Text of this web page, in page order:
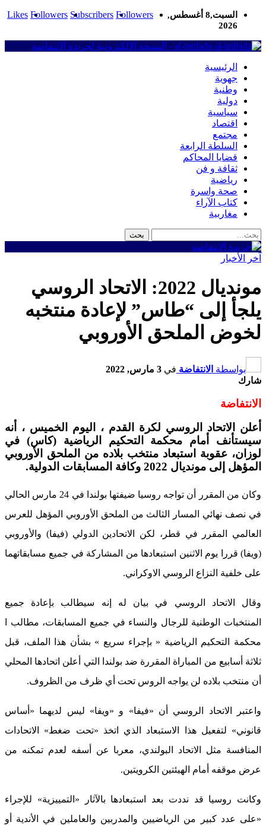
Likes Followers Subscribers Followers
السبت,8 أغسطس,
2026
al-intifada - النسخة الإلكترونية لجريدة الانتفاضة
الرئيسية
جهوية
وطنية
دولية
سياسية
اقتصاد
مجتمع
السلطة الرابعة
قضايا المحاكم
ثقافة و فن
رياضية
صحة واسرة
كتاب الآراء
مغاربية
آخر الأخبار
مونديال 2022: الاتحاد الروسي
يلجأ إلى “طاس” لإعادة منتخبه
لخوض الملحق الأوروبي
بواسطة الانتفاضة في 3 مارس, 2022
شارك
الانتفاضة
أعلن الاتحاد الروسي لكرة القدم ، اليوم الخميس ، أنه
سيستأنف أمام محكمة التحكيم الرياضية (كاس) في
لوزان، عقوبة استبعاد منتخب بلاده من الملحق الأوروبي
المؤهل إلى مونديال 2022 وكافة المسابقات الدولية.
وكان من المقرر أن تواجه روسيا ضيفتها بولندا في 24 مارس الحالي
في نصف نهائي المسار الثالث من الملحق الأوروبي المؤهل للعرس
العالمي المقرر في قطر، لكن الاتحادين الدولي (فيفا) والأوروبي
(ويفا) قررا يوم الاثنين استبعادها من المشاركة في جميع مسابقاتهما
على خلفية النزاع الروسي الاوكراني.
وقال الاتحاد الروسي في بيان له إنه سيطالب بإعادة جميع
المنتخبات الوطنية للرجال والنساء في جميع المسابقات، مطالب ا
محكمة التحكيم الرياضية « بإجراء سريع » بشأن هذا الملف، قبل
ثلاثة أسابيع من المباراة المقررة ضد بولندا التي أعلن اتحادها المحلي
أن منتخب بلاده لن يواجه الروس تحت أي ظرف من الظروف.
واعتبر الاتحاد الروسي أن «فيفا» و «ويفا» ليس لديهما «أساس
قانوني» لتفعيل هذا الاستبعاد الذي اتخذ «تحت ضغط» الاتحادات
المنافسة مثل الاتحاد البولندي، معربا عن أسفه لعدم تمكنه من
عرض موقفه أمام الهيئتين الكرويتين.
وكانت روسيا قد نددت بعد استبعادها بالآثار «التمييزية» للإجراء
«على عدد كبير من الرياضيين والمدربين والعاملين في الأندية أو